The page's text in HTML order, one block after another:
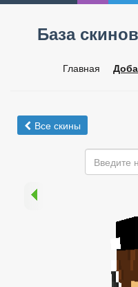
База
Главная
Все скины